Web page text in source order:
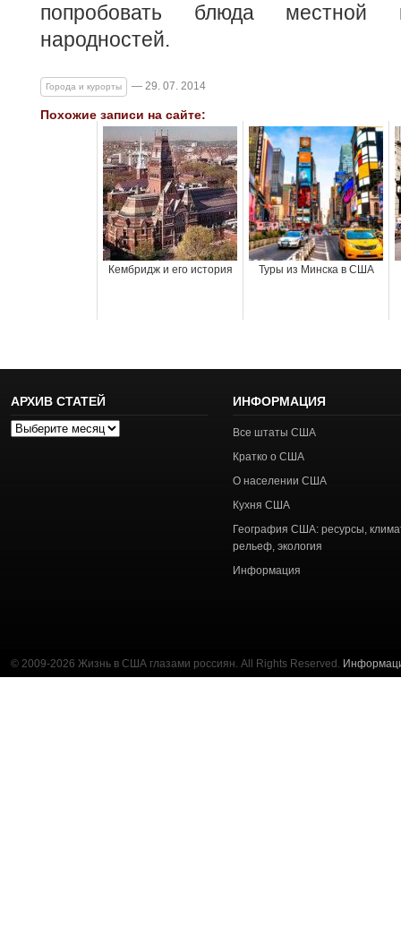
попробовать блюда
народностей.
Города и курорты — 29. 07. 2014
Похожие записи на сайте:
Кембридж и его история Туры из Минска в США
АРХИВ СТАТЕЙ
Архив
ИНФОРМАЦИЯ
Все штаты США
Кратко о США
О населении США
Кухня США
География США: ресурсы,
рельеф, экология
Информация
© 2009-2026 Жизнь в США глазами россиян. All Rights Reserved.